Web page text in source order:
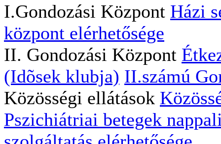
I.Gondozási Központ Házi
központ elérhetősége
II. Gondozási Központ
(Idõsek klubja) II.számú
Közösségi ellátások
Pszichiátriai betegek